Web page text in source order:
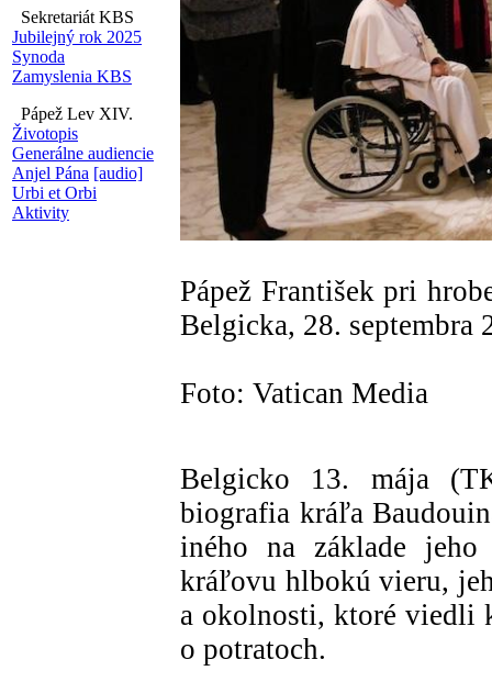
Sekretariát KBS
Jubilejný rok 2025
Synoda
Zamyslenia KBS
Pápež Lev XIV.
Životopis
Generálne audiencie
Anjel Pána [audio]
Urbi et Orbi
Aktivity
Pápež František pri
Belgicka, 28. septembra
Foto: Vatican Media
Belgicko 13. mája
biografia kráľa
iného na základe jeho
kráľovu hlbokú vieru,
a okolnosti, ktoré viedli
o potratoch.